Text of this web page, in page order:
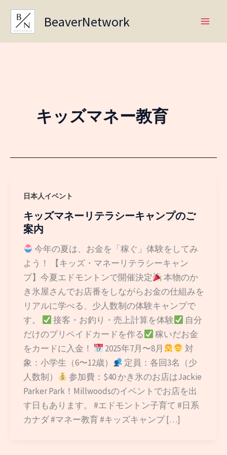
Skip
content
BeaverNetwork
キッズマネー教育
日本人イベント
キッズマネーリテラシーキャンプのご
案内
今年の夏は、お金を「稼ぐ」体験をしてみ
よう！ 【キッズ・マネーリテラシーキャン
プ】今夏エドモントンで開催決定
本物のか
き氷屋さんでお店番をしながらお金の仕組みを
リアルに学べる、少人数制の体験キャンプで
す。
接客・お釣り・売上計算を体験
自分
だけのプリペイドカードを作る
稼いだお金
をカードに入金！
2025年7月〜8月
対
象：小学生（6〜12歳）
定員：各回3名（少
人数制）
参加費：$40 かき氷のお店はJackie
Parker Park！Millwoodsのイベントでお店を出
す日もあります。 #エドモントン子育て #日系
カナダ #マネー教育 #キッズキャンプ […]